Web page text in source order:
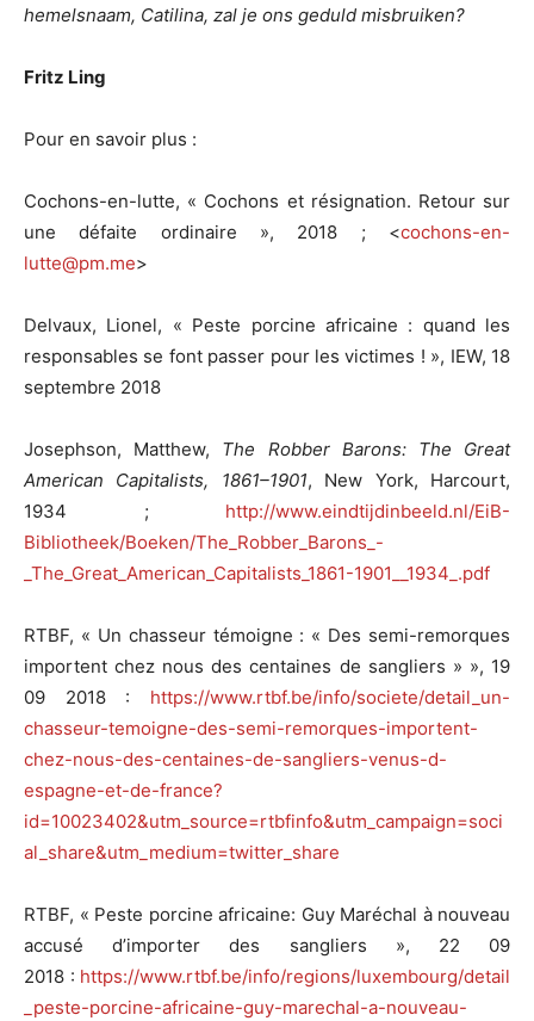
hemelsnaam, Catilina, zal je ons geduld misbruiken?
Fritz Ling
Pour en savoir plus :
Cochons-en-lutte, « Cochons et résignation. Retour sur
une défaite ordinaire », 2018 ; <cochons-en-
lutte@pm.me>
Delvaux, Lionel, « Peste porcine africaine : quand les
responsables se font passer pour les victimes ! », IEW, 18
septembre 2018
Josephson, Matthew, The Robber Barons: The Great
American Capitalists, 1861–1901, New York, Harcourt,
1934 ; http://www.eindtijdinbeeld.nl/EiB-
Bibliotheek/Boeken/The_Robber_Barons_-
_The_Great_American_Capitalists_1861-1901__1934_.pdf
RTBF, « Un chasseur témoigne : « Des semi-remorques
importent chez nous des centaines de sangliers » », 19
09 2018 : https://www.rtbf.be/info/societe/detail_un-
chasseur-temoigne-des-semi-remorques-importent-
chez-nous-des-centaines-de-sangliers-venus-d-
espagne-et-de-france?
id=10023402&utm_source=rtbfinfo&utm_campaign=soci
al_share&utm_medium=twitter_share
RTBF, « Peste porcine africaine: Guy Maréchal à nouveau
accusé d’importer des sangliers », 22 09
2018 : https://www.rtbf.be/info/regions/luxembourg/detail
_peste-porcine-africaine-guy-marechal-a-nouveau-